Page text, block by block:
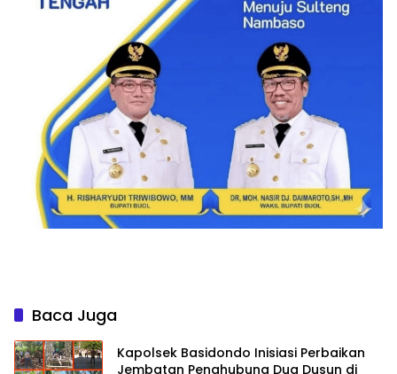
Baca Juga
Kapolsek Basidondo Inisiasi Perbaikan
Jembatan Penghubung Dua Dusun di